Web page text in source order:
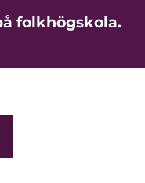
folkhögskola.